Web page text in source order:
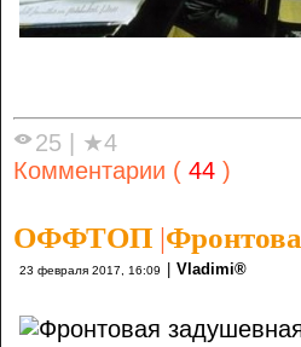
25 | ★4
Комментарии ( 44 )
ОФФТОП |
23 февраля 2017, 16:09 | Vlаdimi®